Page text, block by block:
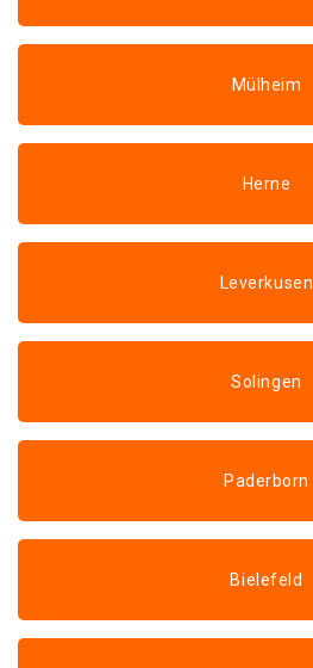
Mülheim
Herne
Leverkusen
Solingen
Paderborn
Bielefeld